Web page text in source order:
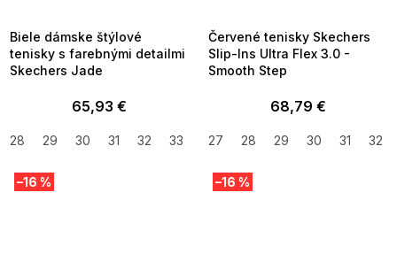
Biele dámske štýlové
tenisky s farebnými detailmi
Skechers Jade
65,93 €
28 29 30 31 32 33 34 35 37 38
Červené tenisky Skechers
Slip-Ins Ultra Flex 3.0 -
Smooth Step
68,79 €
27 28 29 30 31 32
–16 % –16 %